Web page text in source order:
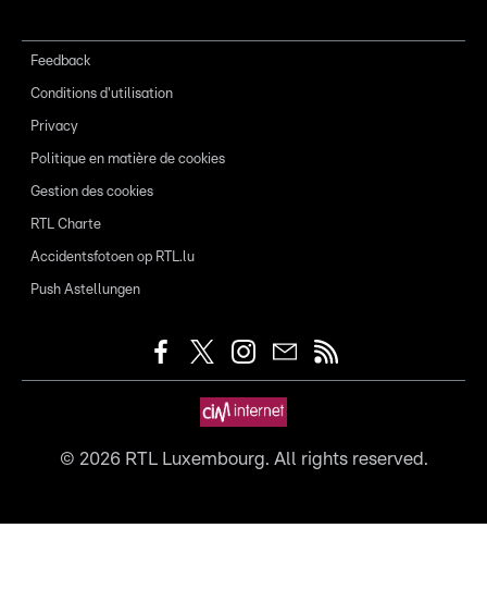
Feedback
Conditions d'utilisation
Privacy
Politique en matière de cookies
Gestion des cookies
RTL Charte
Accidentsfotoen op RTL.lu
Push Astellungen
© 2026RTL Luxembourg. All rights reserved.